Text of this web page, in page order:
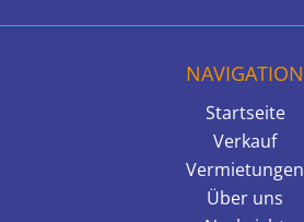
NAVIGATION
Startseite
Verkauf
Vermietungen
Über uns